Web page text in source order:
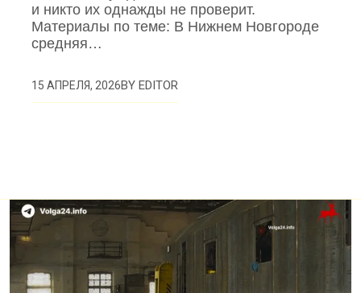
и никто их однажды не проверит.
Материалы по теме: В Нижнем Новгороде
средняя…
15 АПРЕЛЯ, 2026BYEDITOR